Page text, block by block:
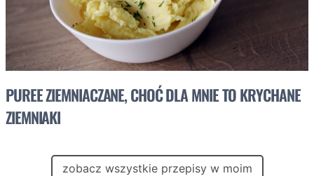
PUREE ZIEMNIACZANE, CHOĆ DLA MNIE TO KRYCHANE
ZIEMNIAKI
zobacz wszystkie przepisy w moim